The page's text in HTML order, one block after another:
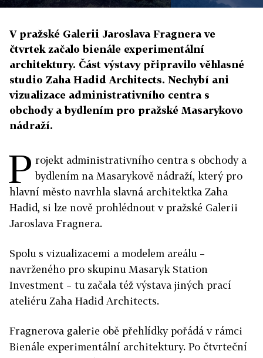
V pražské Galerii Jaroslava Fragnera ve
čtvrtek začalo bienále experimentální
architektury. Část výstavy připravilo věhlasné
studio Zaha Hadid Architects. Nechybí ani
vizualizace administrativního centra s
obchody a bydlením pro pražské Masarykovo
nádraží.
P rojekt administrativního centra s obchody a
bydlením na Masarykově nádraží, který pro
hlavní město navrhla slavná architektka Zaha
Hadid, si lze nově prohlédnout v pražské Galerii
Jaroslava Fragnera.
Spolu s vizualizacemi a modelem areálu –
navrženého pro skupinu Masaryk Station
Investment – tu začala též výstava jiných prací
ateliéru Zaha Hadid Architects.
Fragnerova galerie obě přehlídky pořádá v rámci
Bienále experimentální architektury. Po čtvrteční